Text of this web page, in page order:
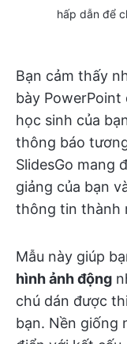
hấp dẫn để
Bạn cảm thấy
bày PowerPoint
học sinh của
thông báo
SlidesGo mang
giảng của bạn
thông tin thành
Mẫu này giúp
hình ảnh động
chú dán được
bạn. Nền giống